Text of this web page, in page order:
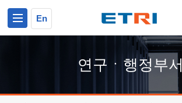
En
연구ㆍ행정부서